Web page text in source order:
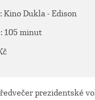
Kino Dukla - Edison
105 minut
prezidentské